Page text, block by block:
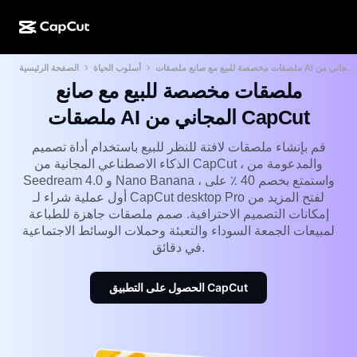
إصدار CapCut للكمبيوتر
إصدار CapCut على الويب
CapCut Pad
إصدار CapCut للهواتف المحمولة
Dreamina المدعوم بالذكاء الاصطناعي
الذكاء الاصطناعي من Pippit
الإبداع المدعوم بالذكاء الاصطناعي
تصميم مدعوم بالذكاء الاصطناعي
استوديو الفيديوهات
أداة إنشاء الفيديو المدعوم بالذكاء الاصطناعي
أداة إنشاء الصور المدعومة بالذكاء الاصطناعي
Dreamina Seedance 2.5
Gemini Omni
الميزات
أدوات مدعومة بالذكاء الاصطناعي
أداة إنشاء الفيديوهات وتعديلها
أداة إنشاء الصور وتعديلها
أداة إنشاء الأصوات وتعديلها
حالات الاستخدام
Social media templates
Holiday templates
المزيد
Calendar templates
Anniversary templates
نبذة عنا
المجتمع
المبادرات
التابعون
برنامج الرواد
الجامعة الإبداعية من CapCut
الصفحة الرئيسية أسلوب الحياة ملصقات مخصصة للبيع مع صانع ملصقات AI المجاني من CapCut
ملصقات مخصصة للبيع مع صانع
ملصقات AI المجاني من CapCut
قم بإنشاء ملصقات لافتة للنظر للبيع باستخدام أداة تصميم
الذكاء الاصطناعي المجانية من CapCut ، والمدعومة من
Seedream 4.0 و Nano Banana ، واستمتع بخصم 40 ٪ على
أول عملية شراء لـ CapCut desktop Pro لفتح المزيد من
إمكانات التصميم الاحترافية. صمم ملصقات جاهزة للطباعة
لمبيعات الجمعة السوداء والتعبئة وحملات الوسائط الاجتماعية
في دقائق.
الحصول على التطبيق CapCut